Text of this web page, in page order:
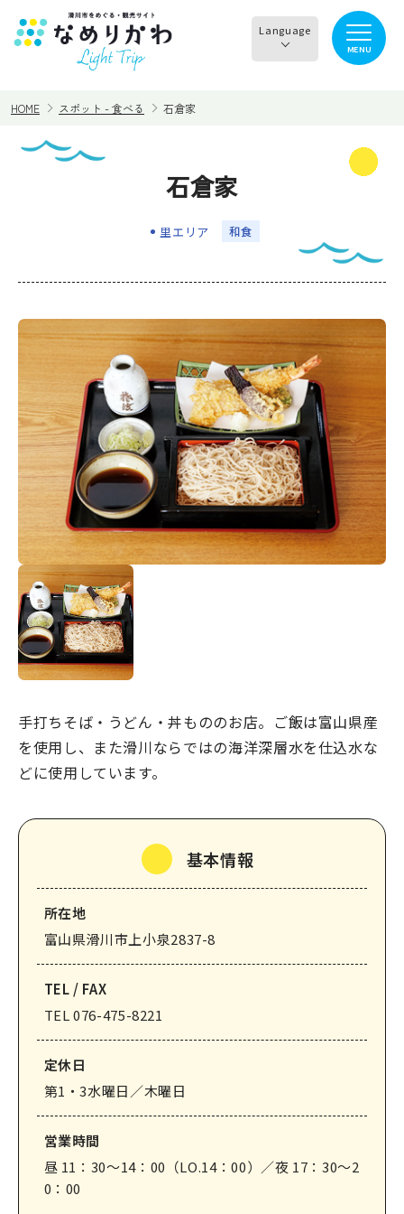
Language
MENU
買う・お土産
イベント情報 なめりかわめぐり
レンタサイクル 滑川から○○へ！サイク
リングコース
宿場町を歩こう！なめり
かわ宿場回廊
HOME
お知らせ
なめりかワット？
滑川ってどんなところ？
写真で見るなめりかわ
滑川とホタルイカ
なめりかわ"達人"名鑑
デジタルパンフレット
なめりかわ観光パートナー
会員入会案内
会員紹介
滑川市観光協会について
サイトマップ このサイトについて
HOME スポット - 食べる 石倉家
石倉家
里エリア 和食
手打ちそば・うどん・丼もののお店。ご飯は富山県産
を使用し、また滑川ならではの海洋深層水を仕込水な
どに使用しています。
基本情報
所在地
富山県滑川市上小泉2837-8
TEL / FAX
TEL 076-475-8221
定休⽇
第1・3水曜日／木曜日
営業時間
昼 11：30～14：00（LO.14：00）／夜 17：30～2
0：00